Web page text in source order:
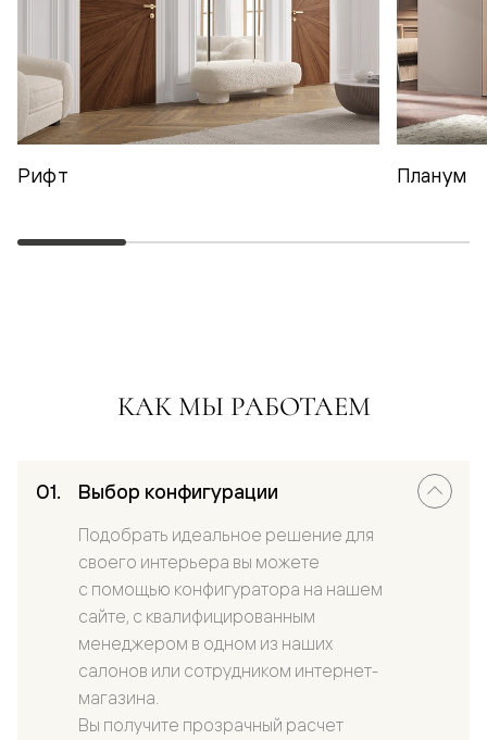
Рифт Планум
КАК МЫ РАБОТАЕМ
Выбор конфигурации
Подобрать идеальное решение для
своего интерьера вы можете
с помощью конфигуратора на нашем
сайте, с квалифицированным
менеджером в одном из наших
салонов или сотрудником интернет-
магазина.
Вы получите прозрачный расчет